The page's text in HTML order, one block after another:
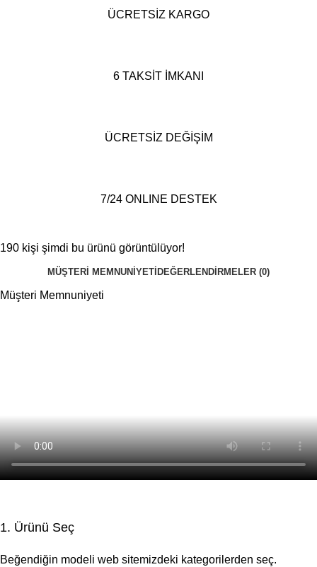
ÜCRETSİZ KARGO
6 TAKSİT İMKANI
ÜCRETSİZ DEĞİŞİM
7/24 ONLINE DESTEK
190 kişi şimdi bu ürünü görüntülüyor!
MÜŞTERI MEMNUNIYETIDEĞERLENDIRMELER (0)
Müşteri Memnuniyeti
1. Ürünü Seç
Beğendiğin modeli web sitemizdeki kategorilerden seç.